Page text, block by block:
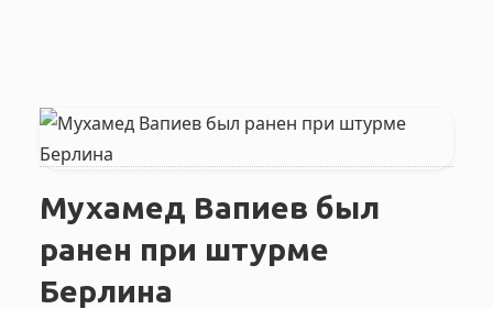
Мухамед Вапиев был
ранен при штурме
Берлина